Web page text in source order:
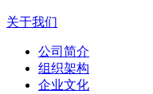
关于我们
公司简介
组织架构
企业文化